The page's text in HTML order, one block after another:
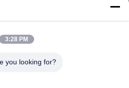
Au Sujet De Nous
Contrôle De Qualité
3:28 PM
you looking for?